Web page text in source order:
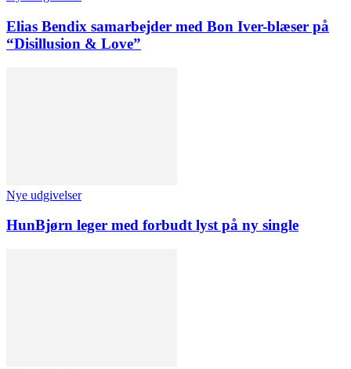
Elias Bendix samarbejder med Bon Iver-blæser på
“Disillusion & Love”
Nye udgivelser
HunBjørn leger med forbudt lyst på ny single